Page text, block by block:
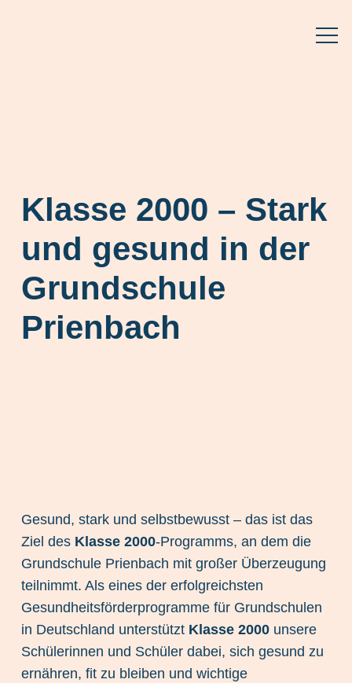
Klasse 2000 – Stark
und gesund in der
Grundschule
Prienbach
Gesund, stark und selbstbewusst – das ist das
Ziel des Klasse 2000-Programms, an dem die
Grundschule Prienbach mit großer Überzeugung
teilnimmt. Als eines der erfolgreichsten
Gesundheitsförderprogramme für Grundschulen
in Deutschland unterstützt Klasse 2000 unsere
Schülerinnen und Schüler dabei, sich gesund zu
ernähren, fit zu bleiben und wichtige